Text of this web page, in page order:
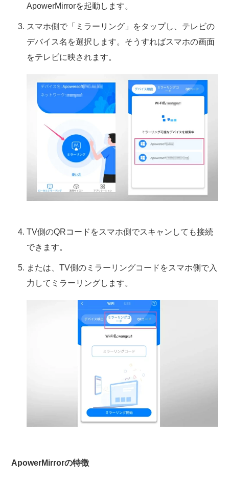
ApowerMirrorを起動します。
スマホ側で「ミラーリング」をタップし、テレビの
デバイス名を選択します。そうすればスマホの画面
をテレビに映されます。
TV側のQRコードをスマホ側でスキャンしても接続
できます。
または、TV側のミラーリングコードをスマホ側で入
力してミラーリングします。
ApowerMirrorの特徴